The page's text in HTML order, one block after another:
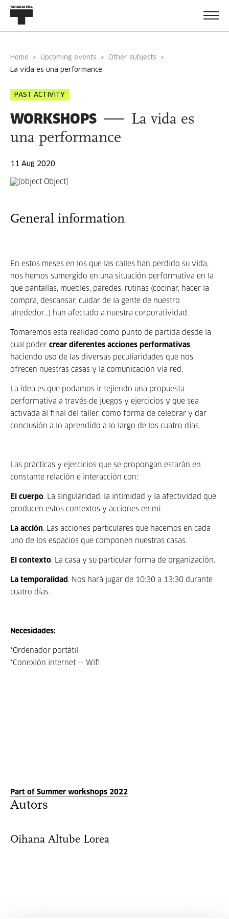
Home Upcoming events
Other subjects
la vida es una performance
PAST ACTIVITY
WORKSHOPS
La vida es
una performance
11 Aug 2020
General information
En estos meses en los que las calles han perdido su vida,
nos hemos sumergido en una situación performativa en la
que pantallas, muebles, paredes, rutinas (cocinar, hacer la
compra, descansar, cuidar de la gente de nuestro
alrededor...) han afectado a nuestra corporatividad.
Tomaremos esta realidad como punto de partida desde la
cual poder crear diferentes acciones performativas,
haciendo uso de las diversas peculiaridades que nos
ofrecen nuestras casas y la comunicación vía red.
La idea es que podamos ir tejiendo una propuesta
performativa a través de juegos y ejercicios y que sea
activada al final del taller, como forma de celebrar y dar
conclusión a lo aprendido a lo largo de los cuatro días.
Las prácticas y ejercicios que se propongan estarán en
constante relación e interacción con:
El cuerpo. La singularidad, la intimidad y la afectividad que
producen estos contextos y acciones en mí.
La acción. Las acciones particulares que hacemos en cada
uno de los espacios que componen nuestras casas.
El contexto. La casa y su particular forma de organización.
La temporalidad . Nos hará jugar de 10:30 a 13:30 durante
cuatro días.
Necesidades:
*Ordenador portátil
*Conexión internet -- Wifi
Part of Summer workshops 2022
Autors
Oihana Altube Lorea